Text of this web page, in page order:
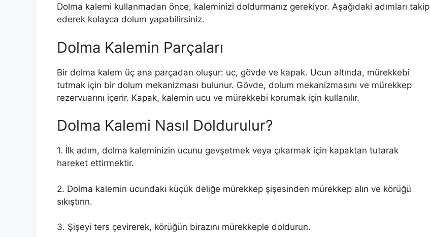
Dolma kalemi kullanmadan önce, kaleminizi doldurmanız gerekiyor. Aşağıdaki adımları takip
ederek kolayca dolum yapabilirsiniz.
Dolma Kalemin Parçaları
Bir dolma kalem üç ana parçadan oluşur: uc, gövde ve kapak. Ucun altında, mürekkebi
tutmak için bir dolum mekanizması bulunur. Gövde, dolum mekanizmasını ve mürekkep
rezervuarını içerir. Kapak, kalemin ucu ve mürekkebi korumak için kullanılır.
Dolma Kalemi Nasıl Doldurulur?
1. İlk adım, dolma kaleminizin ucunu gevşetmek veya çıkarmak için kapaktan tutarak
hareket ettirmektir.
2. Dolma kalemin ucundaki küçük deliğe mürekkep şişesinden mürekkep alın ve körüğü
sıkıştırın.
3. Şişeyi ters çevirerek, körüğün birazını mürekkeple doldurun.